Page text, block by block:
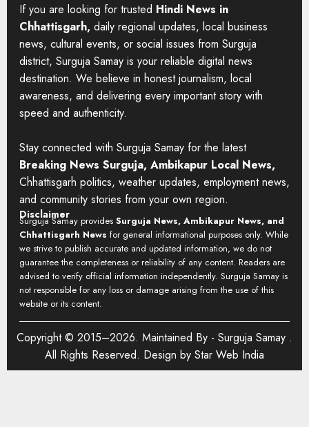
If you are looking for trusted Hindi News in
Chhattisgarh, daily regional updates, local business
news, cultural events, or social issues from Surguja
district, Surguja Samay is your reliable digital news
destination. We believe in honest journalism, local
awareness, and delivering every important story with
speed and authenticity.
Stay connected with Surguja Samay for the latest
Breaking News Surguja, Ambikapur Local News,
Chhattisgarh politics, weather updates, employment news,
and community stories from your own region.
Disclaimer
Surguja Samay provides Surguja News, Ambikapur News, and
Chhattisgarh News for general informational purposes only. While
we strive to publish accurate and updated information, we do not
guarantee the completeness or reliability of any content. Readers are
advised to verify official information independently. Surguja Samay is
not responsible for any loss or damage arising from the use of this
website or its content.
Copyright © 2015–2026. Maintained By - Surguja Samay .
All Rights Reserved. Design by Star Web India